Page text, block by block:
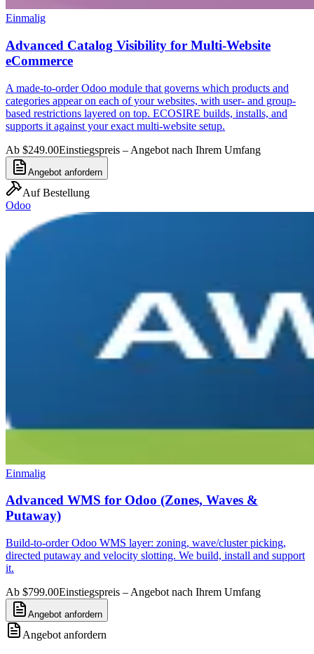
Einmalig
Advanced Catalog Visibility for Multi-Website
eCommerce
A made-to-order Odoo module that governs which products and
categories appear on each of your websites, with user- and group-
based restrictions layered on top. ECOSIRE builds, installs, and
supports it against your exact multi-website setup.
Ab $249.00Einstiegspreis – Angebot nach Ihrem Umfang
Angebot anfordern
Auf Bestellung
Odoo
Einmalig
Advanced WMS for Odoo (Zones, Waves &
Putaway)
Build-to-order Odoo WMS layer: zoning, wave/cluster picking,
directed putaway and velocity slotting. We build, install and support
it.
Ab $799.00Einstiegspreis – Angebot nach Ihrem Umfang
Angebot anfordern
Angebot anfordern